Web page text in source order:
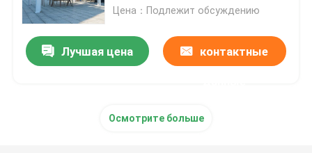
Алюминиевая Retractable пергола
Газебо китайского стиля
Цена：Подлежит обсуждению
Лучшая цена контактные
Осмотрите больше